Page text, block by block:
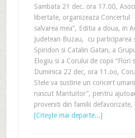
Sambata 21 dec. ora 17.00,
libertate, organizeaza Concertul
salvarea mea”, Editia a doua, in
Judetean Buzau, cu participarea
Spiridon si Catalin Gatan, a
Elogiu si a Corului de copii “Flori
Duminica 22 dec, ora 11.oo,
Stele va sustine un concert
nascut Mantuitor”, pentru
proveniti din familii defavorizate,
[Citeşte mai departe...]